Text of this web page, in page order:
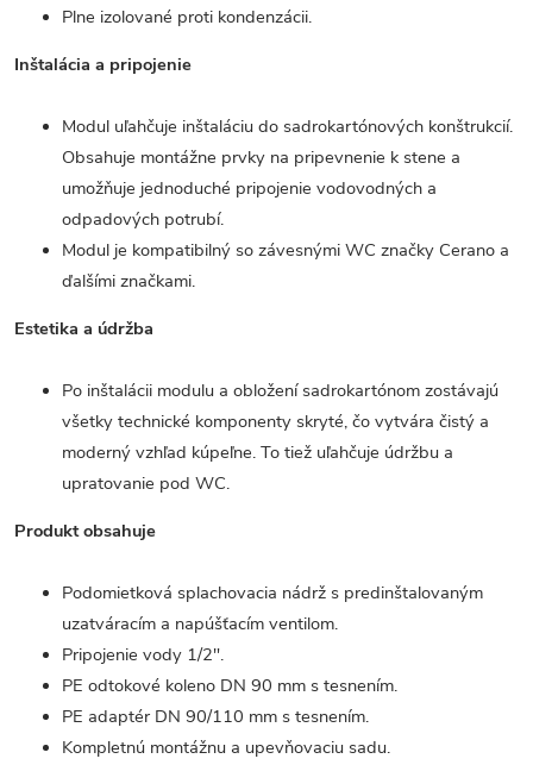
Plne izolované proti kondenzácii.
Inštalácia a pripojenie
Modul uľahčuje inštaláciu do sadrokartónových konštrukcií.
Obsahuje montážne prvky na pripevnenie k stene a
umožňuje jednoduché pripojenie vodovodných a
odpadových potrubí.
Modul je kompatibilný so závesnými WC značky Cerano a
ďalšími značkami.
Estetika a údržba
Po inštalácii modulu a obložení sadrokartónom zostávajú
všetky technické komponenty skryté, čo vytvára čistý a
moderný vzhľad kúpeľne. To tiež uľahčuje údržbu a
upratovanie pod WC.
Produkt obsahuje
Podomietková splachovacia nádrž s predinštalovaným
uzatváracím a napúšťacím ventilom.
Pripojenie vody 1/2".
PE odtokové koleno DN 90 mm s tesnením.
PE adaptér DN 90/110 mm s tesnením.
Kompletnú montážnu a upevňovaciu sadu.